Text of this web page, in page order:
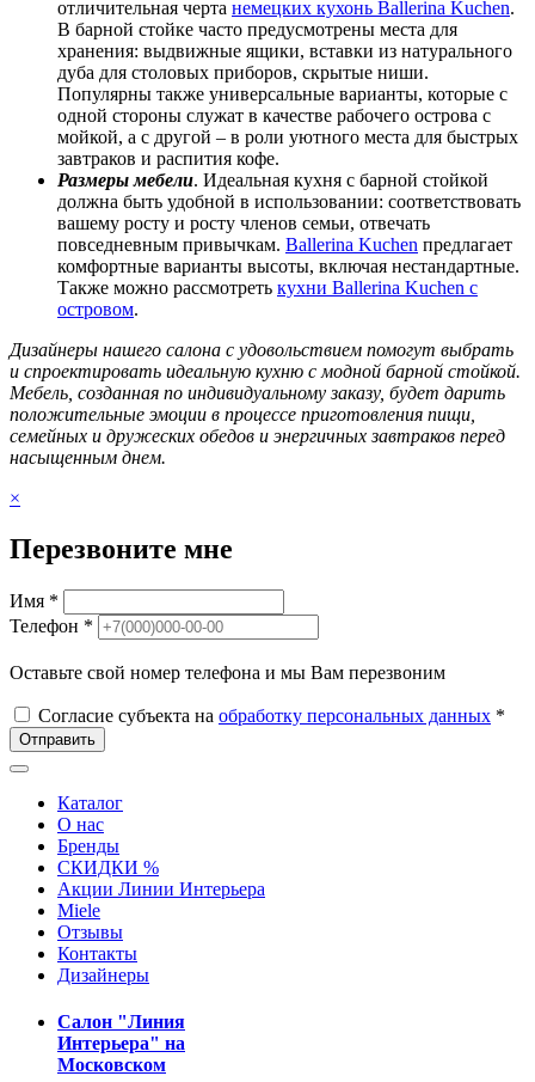
отличительная черта немецких кухонь Ballerina Kuchen.
В барной стойке часто предусмотрены места для
хранения: выдвижные ящики, вставки из натурального
дуба для столовых приборов, скрытые ниши.
Популярны также универсальные варианты, которые с
одной стороны служат в качестве рабочего острова с
мойкой, а с другой – в роли уютного места для быстрых
завтраков и распития кофе.
Размеры мебели. Идеальная кухня с барной стойкой
должна быть удобной в использовании: соответствовать
вашему росту и росту членов семьи, отвечать
повседневным привычкам. Ballerina Kuchen предлагает
комфортные варианты высоты, включая нестандартные.
Также можно рассмотреть кухни Ballerina Kuchen с
островом.
Дизайнеры нашего салона с удовольствием помогут выбрать
и спроектировать идеальную кухню с модной барной стойкой.
Мебель, созданная по индивидуальному заказу, будет дарить
положительные эмоции в процессе приготовления пищи,
семейных и дружеских обедов и энергичных завтраков перед
насыщенным днем.
×
Перезвоните мне
Имя *
Телефон *
Оставьте свой номер телефона и мы Вам перезвоним
Согласие субъекта на обработку персональных данных *
Отправить
Каталог
О нас
Бренды
СКИДКИ %
Акции Линии Интерьера
Miele
Отзывы
Контакты
Дизайнеры
Салон "Линия
Интерьера" на
Московском